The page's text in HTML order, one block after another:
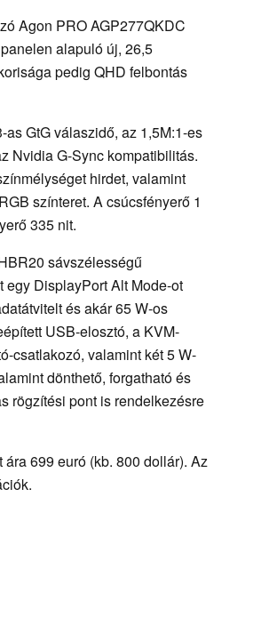
Agon PRO AGP277QKDC
alapuló új, 26,5
pedig QHD felbontás
GtG válaszidő, az 1,5M:1-es
Nvidia G-Sync kompatibilitás.
hirdet, valamint
színteret. A csúcsfényerő 1
335 nit.
sávszélességű
egy DisplayPort Alt Mode-ot
és akár 65 W-os
USB-elosztó, a KVM-
csatlakozó, valamint két 5 W-
dönthető, forgatható és
rögzítési pont is rendelkezésre
699 euró (kb. 800 dollár). Az